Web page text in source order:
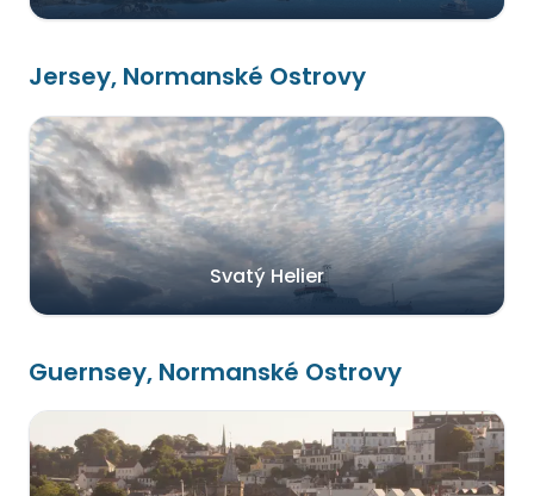
Jersey, Normanské Ostrovy
Svatý Helier
Guernsey, Normanské Ostrovy